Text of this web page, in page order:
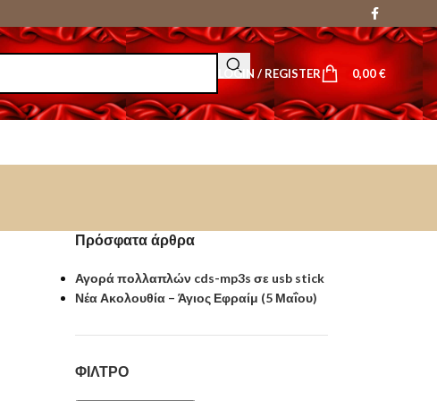
LOGIN / REGISTER 0,00€
Πρόσφατα άρθρα
Αγορά πολλαπλών cds-mp3s σε usb stick
Νέα Ακολουθία – Άγιος Εφραίμ (5 Μαΐου)
ΦΊΛΤΡΟ